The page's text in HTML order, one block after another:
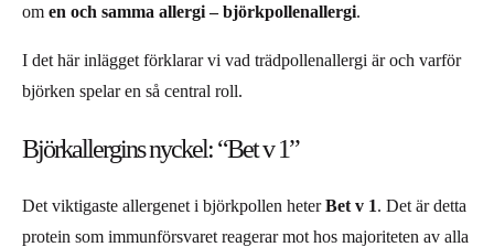
om en och samma allergi – björkpollenallergi.
I det här inlägget förklarar vi vad trädpollenallergi är och varför
björken spelar en så central roll.
Björkallergins nyckel: “Bet v 1”
Det viktigaste allergenet i björkpollen heterBet v 1. Det är detta
protein som immunförsvaret reagerar mot hos majoriteten av alla